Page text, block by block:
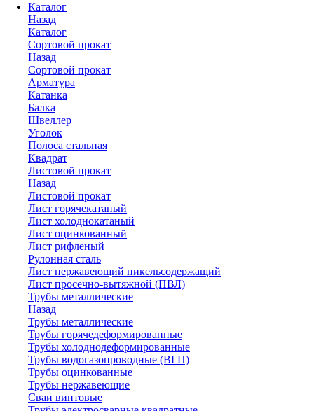
Каталог
Назад
Каталог
Сортовой прокат
Назад
Сортовой прокат
Арматура
Катанка
Балка
Швеллер
Уголок
Полоса стальная
Квадрат
Листовой прокат
Назад
Листовой прокат
Лист горячекатаный
Лист холоднокатаный
Лист оцинкованный
Лист рифленый
Рулонная сталь
Лист нержавеющий никельсодержащий
Лист просечно-вытяжной (ПВЛ)
Трубы металлические
Назад
Трубы металлические
Трубы горячедеформированные
Трубы холоднодеформированные
Трубы водогазопроводные (ВГП)
Трубы оцинкованные
Трубы нержавеющие
Сваи винтовые